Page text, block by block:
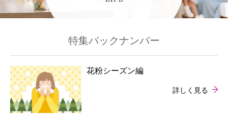
特集バックナンバー
花粉シーズン編
詳しく見る